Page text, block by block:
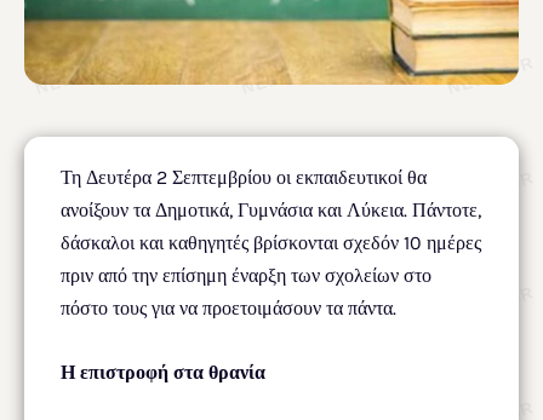
Τη Δευτέρα 2 Σεπτεμβρίου οι εκπαιδευτικοί θα
ανοίξουν τα Δημοτικά, Γυμνάσια και Λύκεια. Πάντοτε,
δάσκαλοι και καθηγητές βρίσκονται σχεδόν 10 ημέρες
πριν από την επίσημη έναρξη των σχολείων στο
πόστο τους για να προετοιμάσουν τα πάντα.
Η επιστροφή στα θρανία